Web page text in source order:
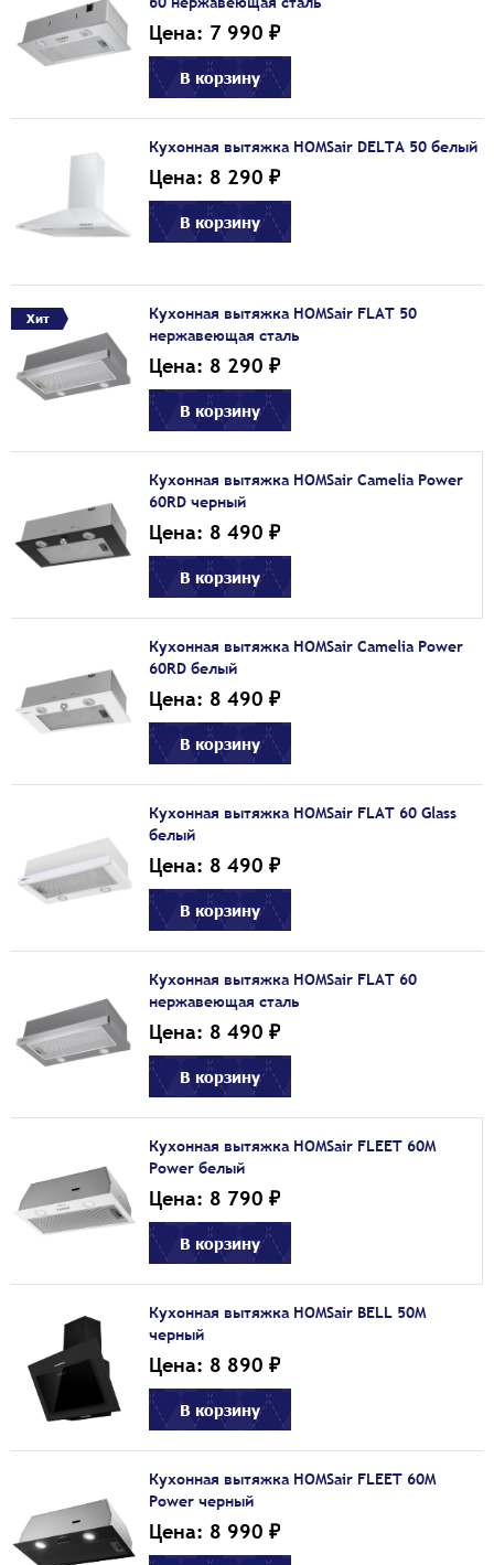
Цена: 7 990 ₽
В корзину
Кухонная вытяжка HOMSair DELTA 50 белый
Цена: 8 290 ₽
В корзину
Хит
Кухонная вытяжка HOMSair FLAT 50
нержавеющая сталь
Цена: 8 290 ₽
В корзину
Кухонная вытяжка HOMSair Camelia Power
60RD черный
Цена: 8 490 ₽
В корзину
Кухонная вытяжка HOMSair Camelia Power
60RD белый
Цена: 8 490 ₽
В корзину
Кухонная вытяжка HOMSair FLAT 60 Glass
белый
Цена: 8 490 ₽
В корзину
Кухонная вытяжка HOMSair FLAT 60
нержавеющая сталь
Цена: 8 490 ₽
В корзину
Кухонная вытяжка HOMSair FLEET 60M
Power белый
Цена: 8 790 ₽
В корзину
Кухонная вытяжка HOMSair BELL 50M
черный
Цена: 8 890 ₽
В корзину
Кухонная вытяжка HOMSair FLEET 60M
Power черный
Цена: 8 990 ₽